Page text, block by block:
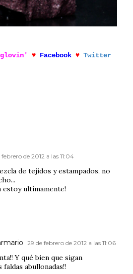
♥ Facebook ♥ Twitter
febrero de 2012 a las 11:04
de tejidos y estampados, no
estoy ultimamente!
29 de febrero de 2012 a las 11:06
Y qué bien que sigan
faldas abullonadas!!